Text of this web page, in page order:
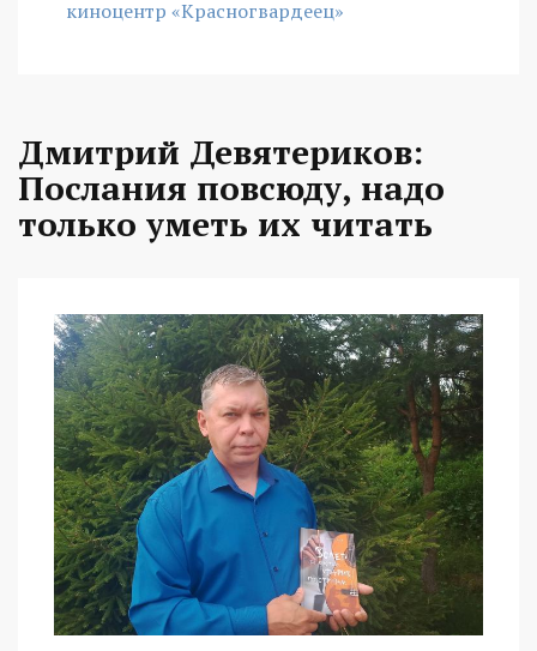
киноцентр «Красногвардеец»
Дмитрий Девятериков:
Послания повсюду, надо
только уметь их читать